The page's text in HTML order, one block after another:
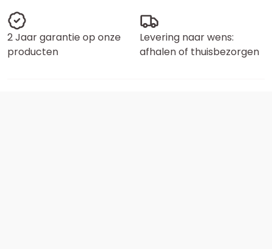
2 Jaar garantie op onze
producten
Levering naar wens:
afhalen of thuisbezorgen